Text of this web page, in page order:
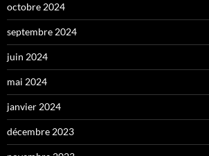
octobre 2024
septembre 2024
juin 2024
mai 2024
janvier 2024
décembre 2023